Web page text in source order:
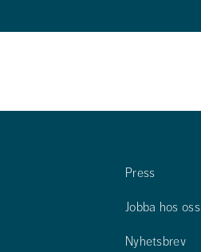
Press
Jobba hos oss
Nyhetsbrev